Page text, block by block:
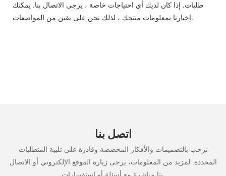
طلبات. إذا كان لديك أي احتياجات خاصة ، يرجى الاتصال بنا. يمكنك
إخبارنا بمعلومات منتجك ، لذلك نحن على يقين من المواصفات.
اتصل بنا
نرحب بالتصميمات والأفكار المخصصة وقادرة على تلبية المتطلبات
المحددة. لمزيد من المعلومات، يرجى زيارة الموقع الإلكتروني أو الاتصال
بنا مباشرة مع أسئلة أو استفسارات.